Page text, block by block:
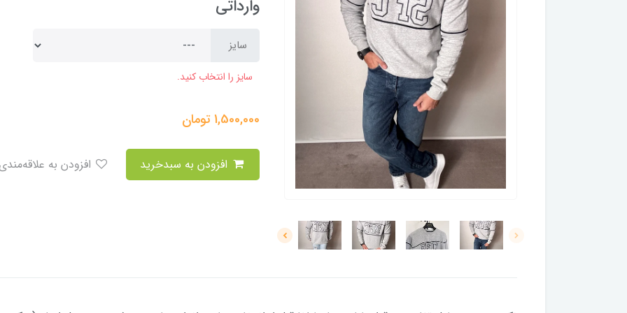
وارداتی
سایز
سایز را انتخاب کنید.
1,500,000تومان